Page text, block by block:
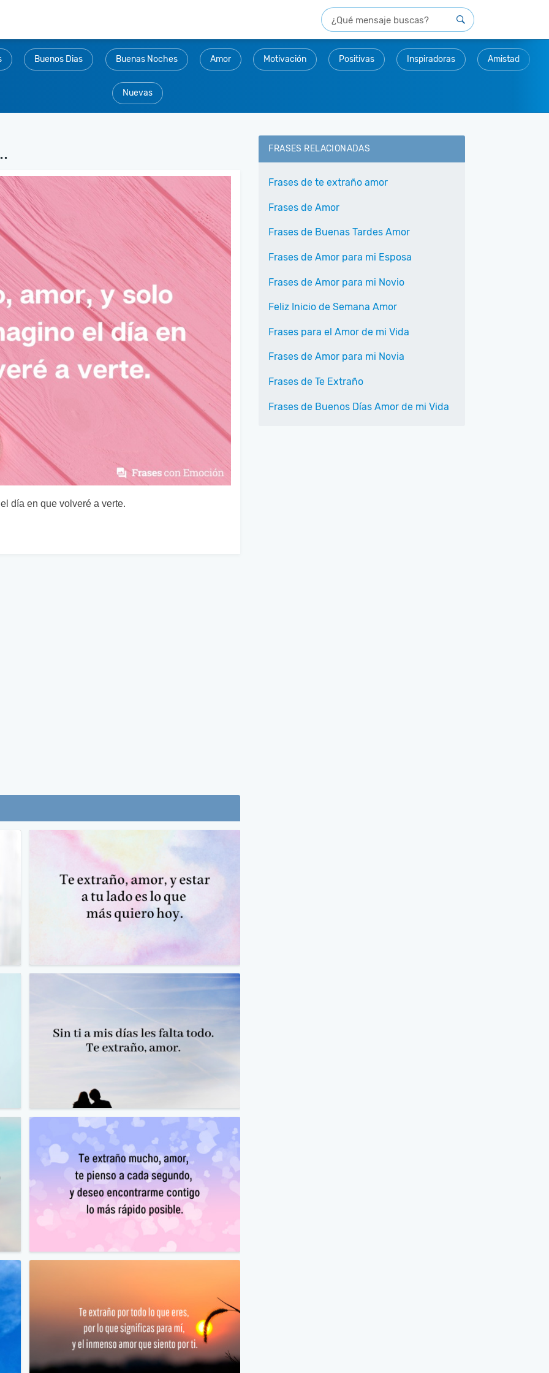
Buenos Dias Buenas Noches Amor Motivación Positivas Inspiradoras Amistad
Nuevas
día en que volveré a verte.
FRASES RELACIONADAS
Frases de te extraño amor
Frases de Amor
Frases de Buenas Tardes Amor
Frases de Amor para mi Esposa
Frases de Amor para mi Novio
Feliz Inicio de Semana Amor
Frases para el Amor de mi Vida
Frases de Amor para mi Novia
Frases de Te Extraño
Frases de Buenos Días Amor de mi Vida